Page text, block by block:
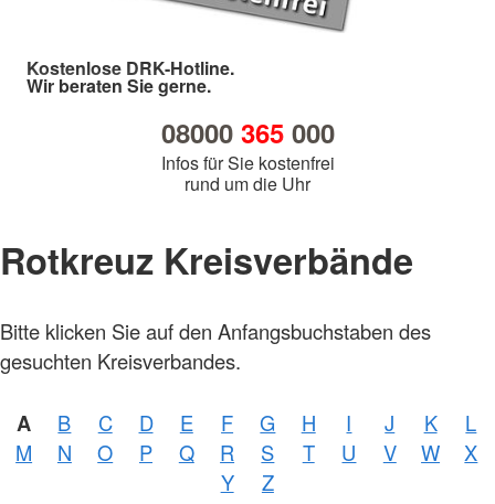
Kostenlose DRK-Hotline.
Wir beraten Sie gerne.
08000 365000
Infos für Sie kostenfrei
rund um die Uhr
Rotkreuz Kreisverbände
Bitte klicken Sie auf den Anfangsbuchstaben des
gesuchten Kreisverbandes.
A B C D E F G H I J K
L
M
N O P Q R S T U V W
X
Y
Z